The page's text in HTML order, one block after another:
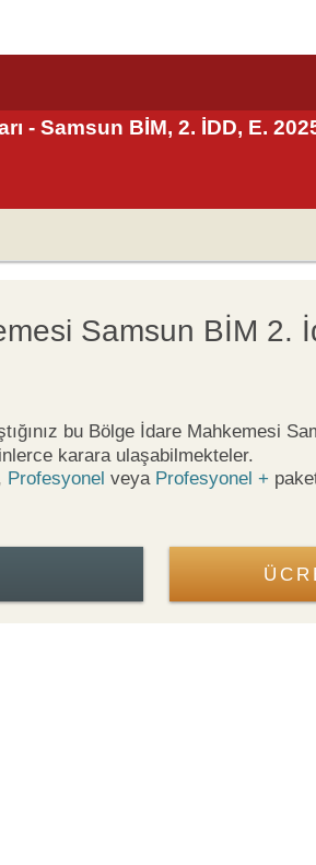
- Samsun BİM, 2. İDD, E.
Samsun BİM 2.
bu Bölge İdare Mahkemesi
karara ulaşabilmekteler.
Profesyonel veya Profesyonel +